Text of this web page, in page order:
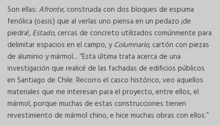
Son ellas: Afronte, construida con dos bloques de espuma
fenólica (oasis) que al verlas uno piensa en un pedazo ¡de
piedra!, Estado, cercas de concreto utilizados comúnmente para
delimitar espacios en el campo, yColumnario, cartón con piezas
de aluminio y mármol... “Esta última trata acerca de una
investigación que realicé de las fachadas de edificios públicos
en Santiago de Chile. Recorro el casco histórico, veo aquellos
materiales que me interesan para el proyecto, entre ellos, el
mármol, porque muchas de estas construcciones tienen
revestimiento de mármol chino, e hice muchas obras con ellos.”